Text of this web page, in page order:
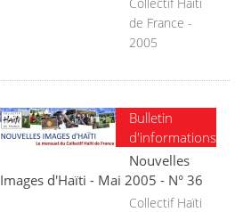
Collectif Haïti
de France -
2005
Bulletin
d'informations
Nouvelles
Images d'Haïti - Mai 2005 - N° 36
Collectif Haïti